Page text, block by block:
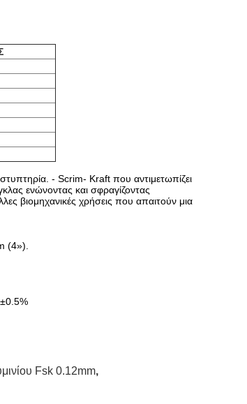
- Scrim- Kraft που αντιμετωπίζει
ενώνοντας και σφραγίζοντας
βιομηχανικές χρήσεις που απαιτούν μια
(4»).
Fsk 0.12mm,